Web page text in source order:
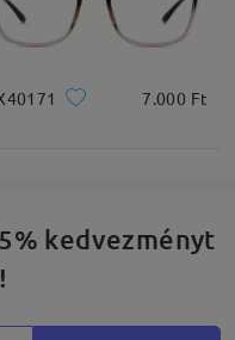
7.000 Ft
kedvezményt